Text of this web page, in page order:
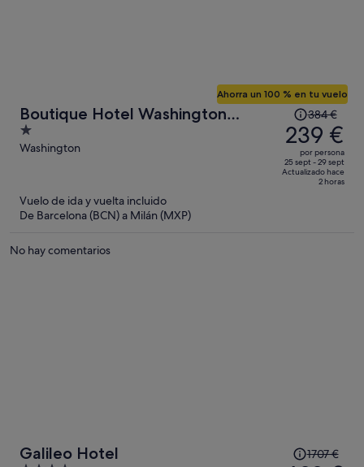
Boutique Hotel Washington
Milano
1
out
Washington
Ahorra un 100 % en tu vuelo
El
precio
era
de
384 €,
384 €
239 €
por persona
25 sept - 29 sept
Actualizado hace
2 horas
Vuelo de ida y vuelta incluido
De Barcelona (BCN) a Milán (MXP)
No hay comentarios
Galileo Hotel
El
1707 €